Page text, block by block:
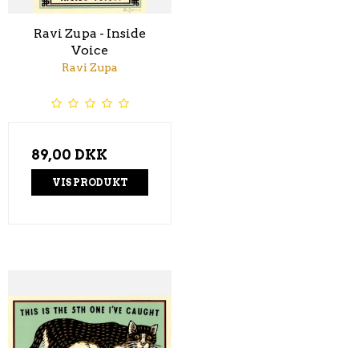
Ravi Zupa - Inside
Voice
Ravi Zupa
89,00 DKK
VIS PRODUKT